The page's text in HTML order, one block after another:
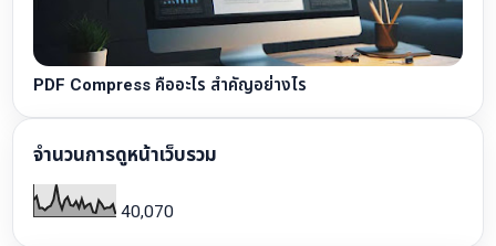
PDF Compress คืออะไร สำคัญอย่างไร
จำนวนการดูหน้าเว็บรวม
40,070